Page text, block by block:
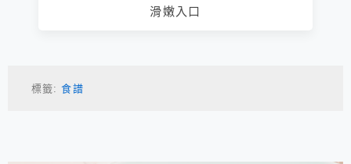
滑嫩入口
標籤:食譜